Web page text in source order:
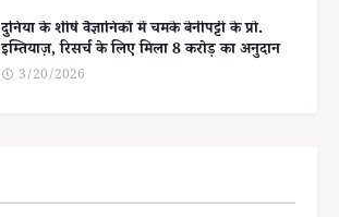
दुनिया के शीर्ष वैज्ञानिकों में चमके बेनीपट्टी के प्रो.
इम्तियाज़, रिसर्च के लिए मिला 8 करोड़ का अनुदान
3/20/2026